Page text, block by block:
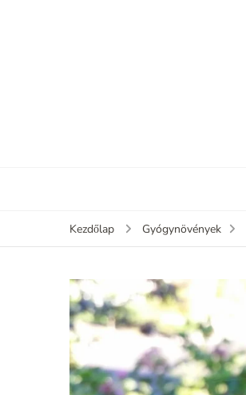
Kezdőlap Gyógynövények